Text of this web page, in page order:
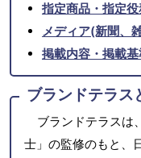
指定商品・指定
メディア(新聞、
掲載内容・掲載
ブランドテラス
ブランドテラスは
士」の監修のもと、